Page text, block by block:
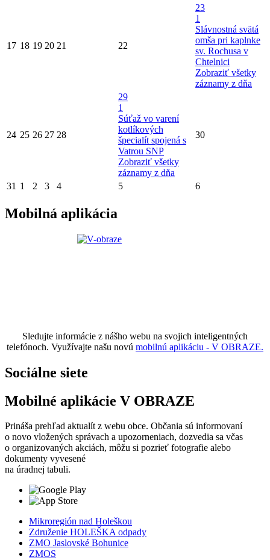
17 18 19 20 21 22
23
1
Slávnostná svätá
omša pri kaplnke
sv. Rochusa v
Chtelnici
Zobraziť všetky
záznamy z dňa
24 25 26 27 28
29
1
Súťaž vo varení
kotlíkových
špecialít spojená s
Vatrou SNP
Zobraziť všetky
záznamy z dňa
30
31 1 2 3 4 5 6
Mobilná aplikácia
Sledujte informácie z nášho webu na svojich inteligentných
telefónoch. Využívajte našu novú mobilnú aplikáciu - V OBRAZE.
Sociálne siete
Mobilné aplikácie V OBRAZE
Prináša prehľad aktualít z webu obce. Občania sú informovaní
o novo vložených správach a upozorneniach, dozvedia sa včas
o organizovaných akciách, môžu si pozrieť fotografie alebo
dokumenty vyvesené
na úradnej tabuli.
Mikroregión nad Holeškou
Združenie HOLEŠKA odpady
ZMO Jaslovské Bohunice
ZMOS